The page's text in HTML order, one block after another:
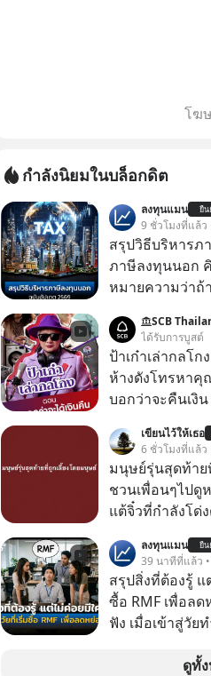
โฆ
กำลังนิยมในบล็อกดิต
ลงทุนแมน ยืน
9 ชั่วโมงที่แล้ว
สรุปวิธีบริหารภ
ภาษีลงทุนนอก
หมายความว่าถ้
SCB
ได้รับการบูสต์
ป้าเก๋าเล่ากลโก
ห้างดังโทรหาคุ
บอกว่าจะคืนเงิ
ตอน “เขาบอกว่าจะได้เงินคื
#แก้เกมกลโกง
#เตือนภัยออนไ
เขียนไว้ให้เธอ
6 ชั่วโมงที่แล้ว
มนุษย์รุ่นสุดท้าย
ชวนเพื่อนๆไปดูห
แต้จิ๋วที่กำลังโด่
อยากดูมาก ด้วยเพราะว่าอากงก็มาจากเมืองจีน ป๊า
ก็พูดแต้จิ๋วได้ มี
เด็ก
ลงทุนแมน ยืน
39 นาทีที่แล้ว
สรุปสิ่งที่ต้องรู้ แ
ซื้อ RMF เพื่อล
ฟัง เมื่อเข้าสู่วัย
เพราะนอกจาก
ดูทั้